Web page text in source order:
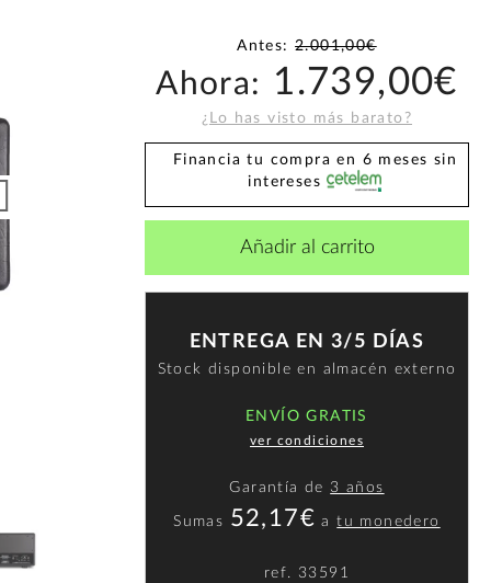
Antes:2.001,00€
Ahora: 1.739,00€
¿Lo has visto más barato?
Financia tu compra en 6 meses sin
intereses
Añadir al carrito
ENTREGA EN 3/5 DÍAS
Stock disponible en almacén externo
ENVÍO GRATIS
ver condiciones
Garantía de 3 años
Sumas 52,17€ atu monedero
ref. 33591